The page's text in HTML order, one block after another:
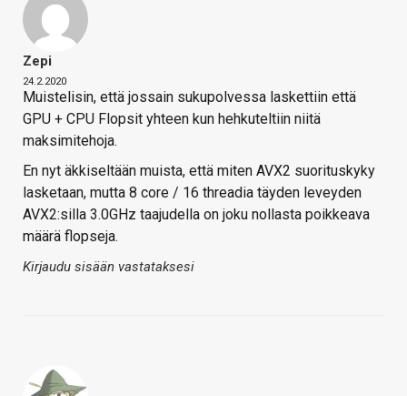
Zepi
24.2.2020
Muistelisin, että jossain sukupolvessa laskettiin että
GPU + CPU Flopsit yhteen kun hehkuteltiin niitä
maksimitehoja.
En nyt äkkiseltään muista, että miten AVX2 suorituskyky
lasketaan, mutta 8 core / 16 threadia täyden leveyden
AVX2:silla 3.0GHz taajudella on joku nollasta poikkeava
määrä flopseja.
Kirjaudu sisään vastataksesi